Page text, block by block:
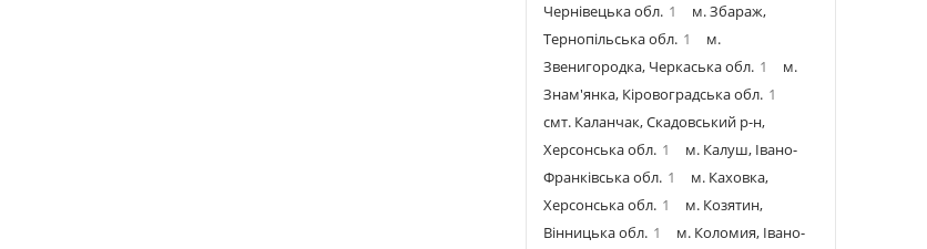
Чернівецька обл. 1
м. Збараж,
Тернопільська обл. 1
м.
Звенигородка, Черкаська обл. 1
м.
Знам'янка, Кіровоградська обл. 1
смт. Каланчак, Скадовський р-н,
Херсонська обл. 1
м. Калуш, Івано-
Франківська обл. 1
м. Каховка,
Херсонська обл. 1
м. Козятин,
Вінницька обл. 1
м. Коломия, Івано-